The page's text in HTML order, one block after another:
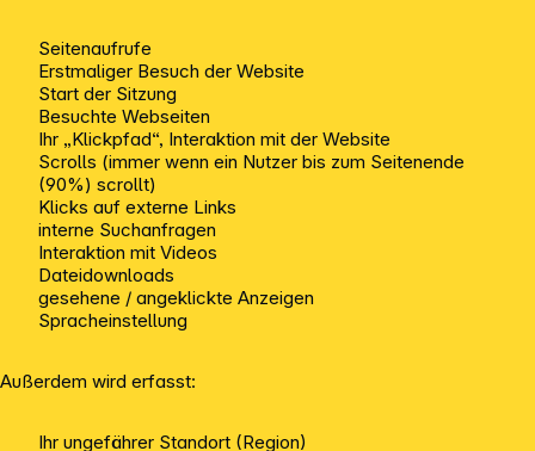
Seitenaufrufe
Erstmaliger Besuch der Website
Start der Sitzung
Besuchte Webseiten
Ihr „Klickpfad“, Interaktion mit der Website
Scrolls (immer wenn ein Nutzer bis zum Seitenende
(90%) scrollt)
Klicks auf externe Links
interne Suchanfragen
Interaktion mit Videos
Dateidownloads
gesehene / angeklickte Anzeigen
Spracheinstellung
Außerdem wird erfasst:
Ihr ungefährer Standort (Region)